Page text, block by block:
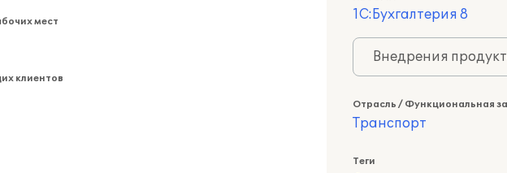
мест
клиентов
1С:Бухгалтерия 8
Внедрения
Отрасль / Функциональная
Транспорт
Теги